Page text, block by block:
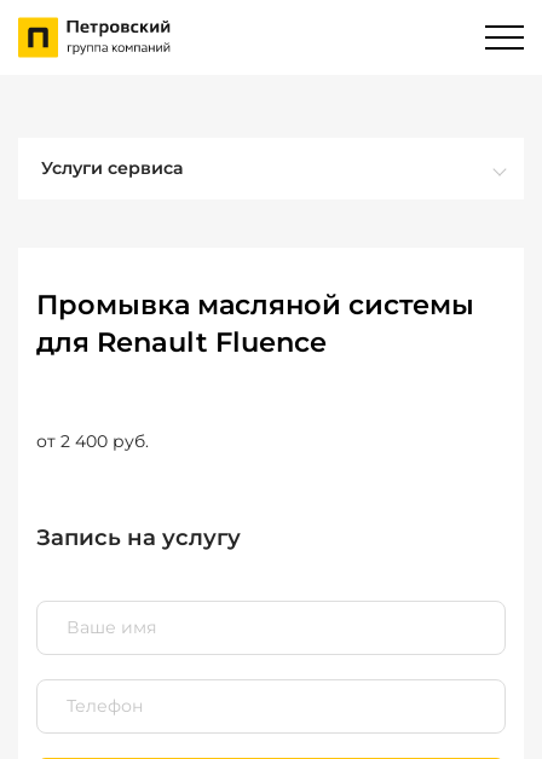
Услуги сервиса
Промывка масляной системы
для Renault Fluence
от 2 400 руб.
Запись на услугу